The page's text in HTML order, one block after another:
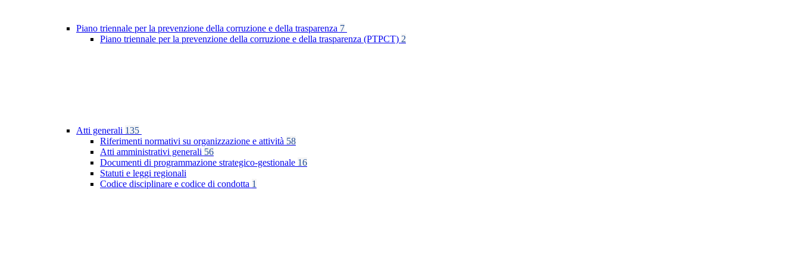
Piano triennale per la prevenzione della corruzione e della trasparenza 7
Piano triennale per la prevenzione della corruzione e della trasparenza (PTPCT) 2
Atti generali 135
Riferimenti normativi su organizzazione e attività 58
Atti amministrativi generali 56
Documenti di programmazione strategico-gestionale 16
Statuti e leggi regionali
Codice disciplinare e codice di condotta 1